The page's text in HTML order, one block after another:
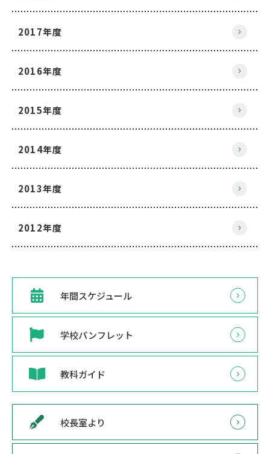
2017年度
2016年度
2015年度
2014年度
2013年度
2012年度
年間スケジュール
学校パンフレット
教科ガイド
校長室より